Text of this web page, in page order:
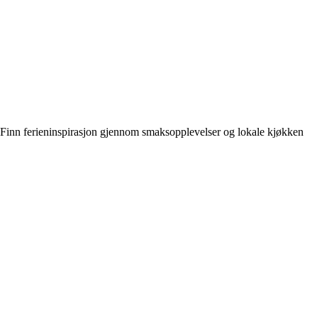
Finn ferieninspirasjon gjennom smaksopplevelser og lokale kjøkken